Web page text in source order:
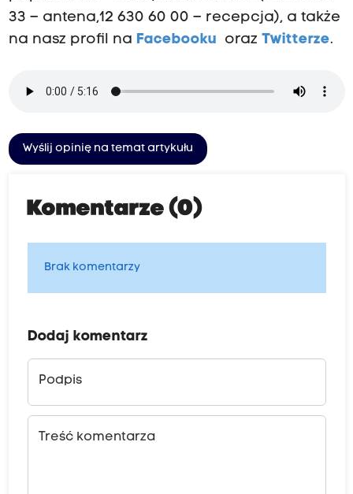
33 – antena,12 630 60 00 – recepcja), a także
na nasz profil na Facebooku oraz Twitterze.
Wyślij opinię na temat artykułu
Komentarze (0)
Brak komentarzy
Dodaj komentarz
Podpis
Treść komentarza